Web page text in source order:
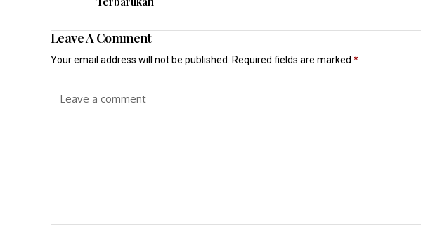
Leave A Comment
Your email address will not be published. Required fields are marked *